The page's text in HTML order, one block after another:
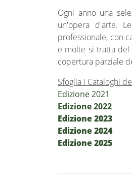
Ogni anno una
un'opera d'arte.
professionale, con
e molte si tratta
copertura parziale
Sfoglia i Cataloghi
Edizione 2021
Edizione 2022
Edizione 2023
Edizione 2024
Edizione 2025